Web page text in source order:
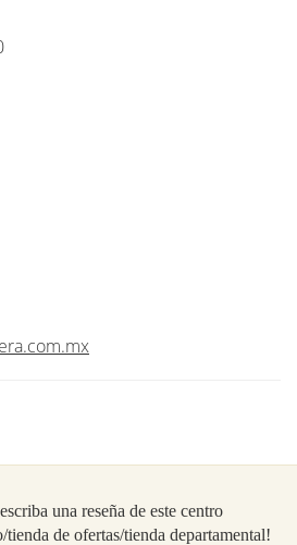
una reseña de este centro
de ofertas/tienda departamental!